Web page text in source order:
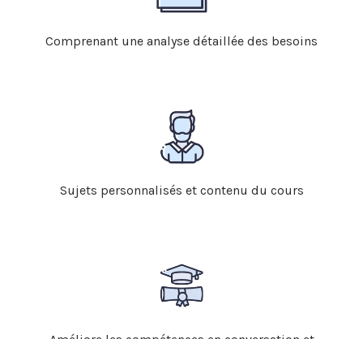
Comprenant une analyse détaillée des besoins
Sujets personnalisés et contenu du cours